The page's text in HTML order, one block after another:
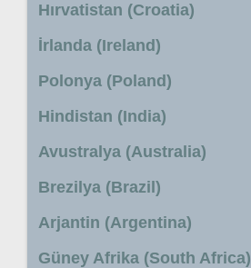
Hırvatistan (Croatia)
İrlanda (Ireland)
Polonya (Poland)
Hindistan (India)
Avustralya (Australia)
Brezilya (Brazil)
Arjantin (Argentina)
Güney Afrika (South Africa)